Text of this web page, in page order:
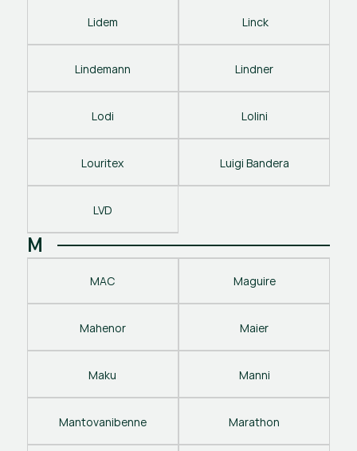
Lidem Linck
Lindemann Lindner
Lodi Lolini
Louritex Luigi Bandera
LVD
M
MAC Maguire
Mahenor Maier
Maku Manni
Mantovanibenne Marathon